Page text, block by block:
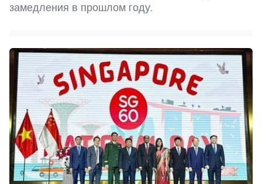
замедления в прошлом году.